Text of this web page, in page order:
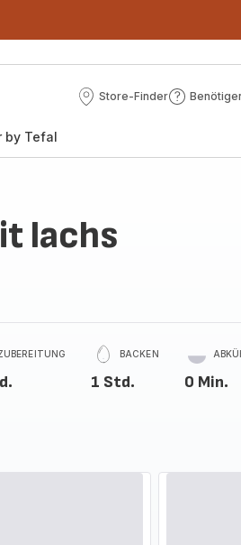
Store-Finder
Store-
Benötigen
by Tefal
lachs
BACKEN
1 Std. 0 Min.